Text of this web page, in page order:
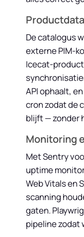
De catalogus
externe PIM-
Icecat-
API ophaalt,
cron zodat de
blijft — zonder
Monitoring
Met Sentry
uptime
Web Vitals en
scanning
gaten.
pipeline zodat